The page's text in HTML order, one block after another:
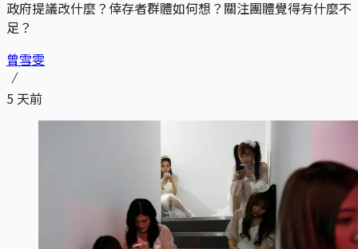
政府提議改什麼？倖存者群體如何想？關注團體覺得有什麼不
足？
曾雪雯
5 天前